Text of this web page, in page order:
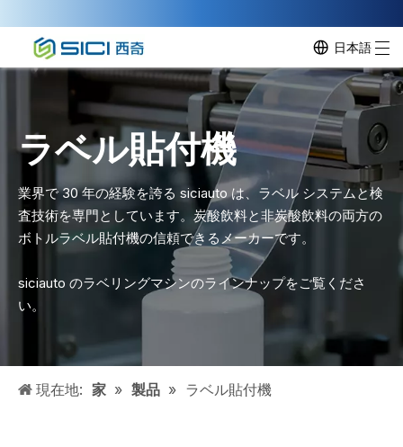
日本語
ラベル貼付機
業界で 30 年の経験を誇る siciauto は、ラベル システムと検
査技術を専門としています。炭酸飲料と非炭酸飲料の両方の
ボトルラベル貼付機の信頼できるメーカーです。
siciauto のラベリングマシンのラインナップをご覧くださ
い。
現在地: 家 » 製品 » ラベル貼付機